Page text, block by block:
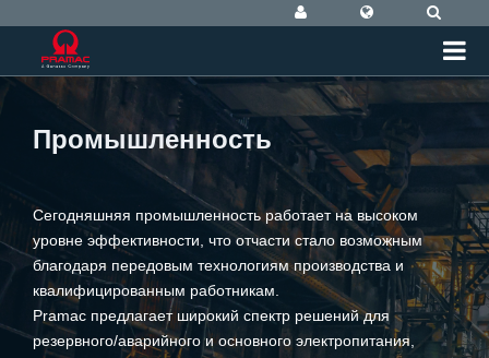
Промышленность
Сегодняшняя промышленность работает на высоком
уровне эффективности, что отчасти стало возможным
благодаря передовым технологиям производства и
квалифицированным работникам.
Pramac предлагает широкий спектр решений для
резервного/аварийного и основного электропитания,